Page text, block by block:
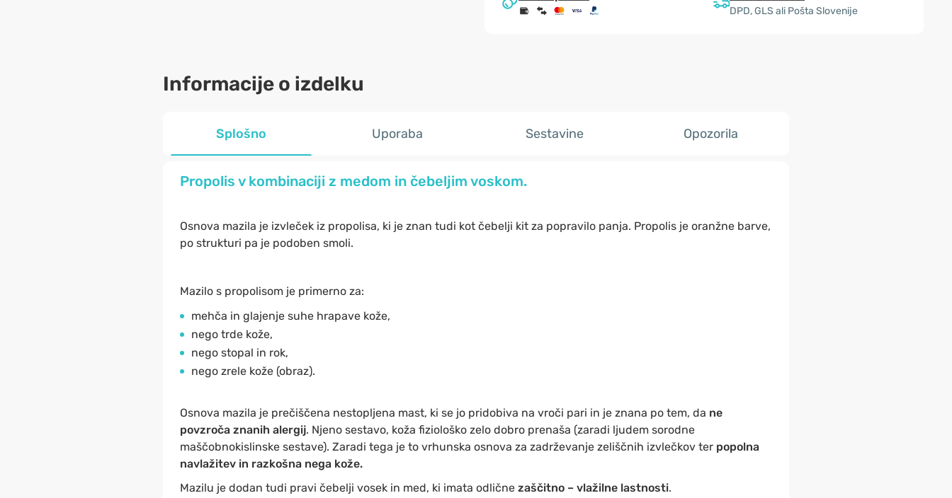
DPD, GLS ali Pošta Slovenije
Informacije o izdelku
Splošno Uporaba Sestavine Opozorila
Propolis v kombinaciji z medom in čebeljim voskom.
Osnova mazila je izvleček iz propolisa, ki je znan tudi kot čebelji kit za popravilo panja. Propolis je oranžne barve,
po strukturi pa je podoben smoli.
Mazilo s propolisom je primerno za:
mehča in glajenje suhe hrapave kože,
nego trde kože,
nego stopal in rok,
nego zrele kože (obraz).
Osnova mazila je prečiščena nestopljena mast, ki se jo pridobiva na vroči pari in je znana po tem, da ne
povzroča znanih alergij. Njeno sestavo, koža fiziološko zelo dobro prenaša (zaradi ljudem sorodne
maščobnokislinske sestave). Zaradi tega je to vrhunska osnova za zadrževanje zeliščnih izvlečkov ter popolna
navlažitev in razkošna nega kože.
Mazilu je dodan tudi pravi čebelji vosek in med, ki imata odlične zaščitno – vlažilne lastnosti.